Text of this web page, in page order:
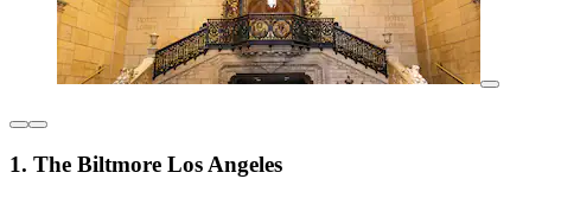
1. The Biltmore Los Angeles